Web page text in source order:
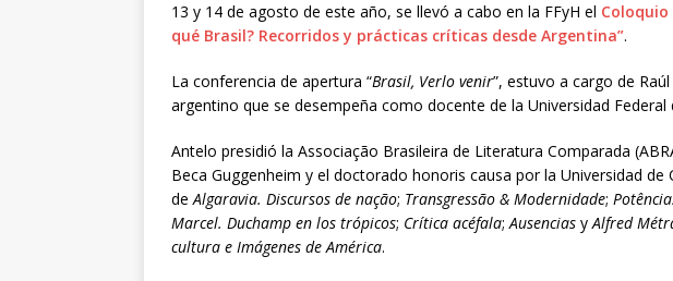
13 y 14 de agosto de este año, se llevó a cabo en la FFyH el Coloquio
qué Brasil? Recorridos y prácticas críticas desde Argentina”.
La conferencia de apertura “Brasil, Verlo venir”, estuvo a cargo de
argentino que se desempeña como docente de la Universidad Federal
Antelo presidió la Associação Brasileira de Literatura Comparada
Beca Guggenheim y el doctorado honoris causa por la Universidad de
deAlgaravia. Discursos de nação; Transgressão & Modernidade;
Marcel. Duchamp en los trópicos; Crítica acéfala;Ausencias yAlfred
cultura e Imágenes de América.